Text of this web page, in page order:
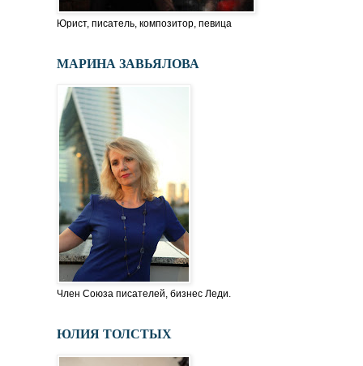
Юрист, писатель, композитор, певица
МАРИНА ЗАВЬЯЛОВА
Член Союза писателей, бизнес Леди.
ЮЛИЯ ТОЛСТЫХ